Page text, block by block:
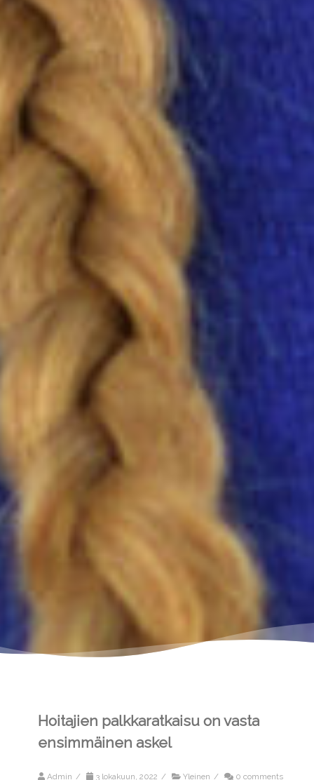
Hoitajien palkkaratkaisu on vasta
ensimmäinen askel
Admin / 3 lokakuun, 2022 / Yleinen / 0 comments